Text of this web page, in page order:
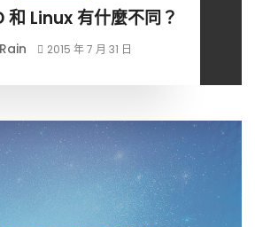
和 Linux 有什麼不同？
Rain 2015 年 7 月 31 日